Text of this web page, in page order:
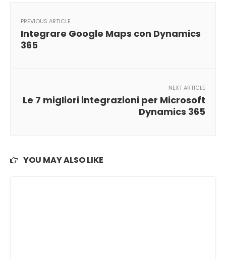
PREVIOUS ARTICLE
Integrare Google Maps con Dynamics
365
NEXT ARTICLE
Le 7 migliori integrazioni per Microsoft
Dynamics 365
YOU MAY ALSO LIKE